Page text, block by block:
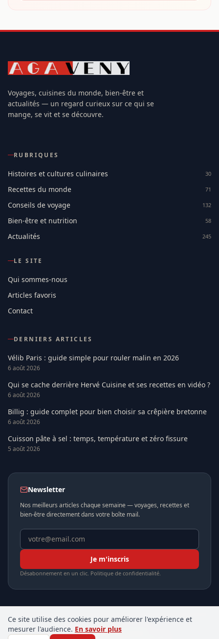
Voyages, cuisines du monde, bien-être et
actualités — un regard curieux sur ce qui se
mange, se vit et se découvre.
RUBRIQUES
Histoires et cultures culinaires 30
Recettes du monde 71
Conseils de voyage 132
Bien-être et nutrition 58
Actualités 245
LE SITE
Qui sommes-nous
Articles favoris
Contact
DERNIERS ARTICLES
Vélib Paris : guide simple pour rouler malin en 2026
6 août 2026
Qui se cache derrière Hervé Cuisine et ses recettes en vidéo ?
6 août 2026
Billig : guide complet pour bien choisir sa crêpière bretonne
6 août 2026
Cuisson pâte à sel : temps, température et zéro fissure
5 août 2026
Newsletter
Nos meilleurs articles chaque semaine — voyages, recettes et
bien-être directement dans votre boîte mail.
Je m'inscris
Désabonnement en un clic. Politique de confidentialité.
© 2026 . Tous droits réservés.
CookiesRGPDMentions légales
Ce site utilise des cookies pour améliorer l'expérience et
mesurer l'audience. En savoir plus